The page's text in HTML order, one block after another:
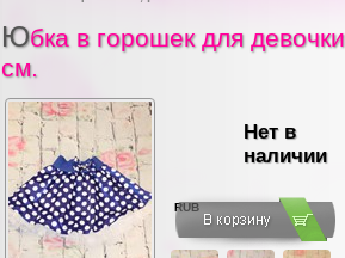
Юбка в горошек для
см.
Нет в
наличии
RUB